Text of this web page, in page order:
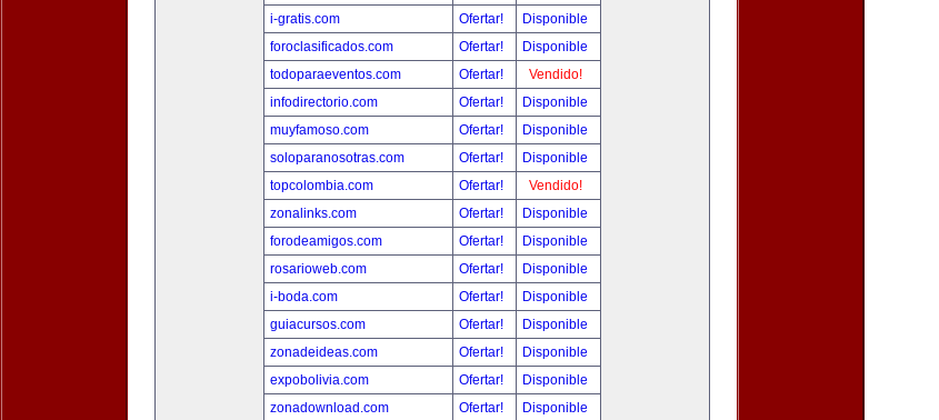
i-gratis.com
Ofertar!
Disponible
foroclasificados.com
Ofertar!
Disponible
todoparaeventos.com
Ofertar!
Vendido!
infodirectorio.com
Ofertar!
Disponible
muyfamoso.com
Ofertar!
Disponible
soloparanosotras.com
Ofertar!
Disponible
topcolombia.com
Ofertar!
Vendido!
zonalinks.com
Ofertar!
Disponible
forodeamigos.com
Ofertar!
Disponible
rosarioweb.com
Ofertar!
Disponible
i-boda.com
Ofertar!
Disponible
guiacursos.com
Ofertar!
Disponible
zonadeideas.com
Ofertar!
Disponible
expobolivia.com
Ofertar!
Disponible
zonadownload.com
Ofertar! Disponible